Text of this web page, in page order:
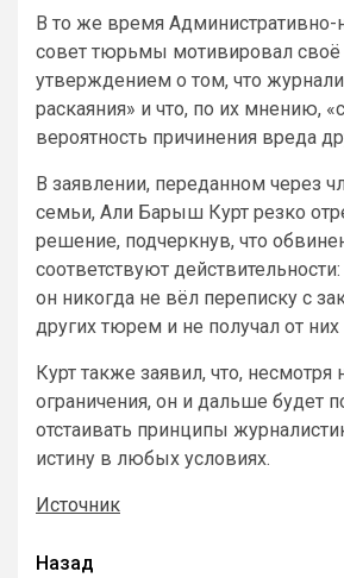
В то же время
совет тюрьмы мотивировал
утверждением о том, что
раскаяния» и что, по их мнению,
вероятность причинения вреда
В заявлении, переданном через
семьи, Али Барыш Курт резко
решение, подчеркнув, что
соответствуют
он никогда не вёл переписку с
других тюрем и не получал от
Курт также заявил, что, несмотря
ограничения, он и дальше будет
отстаивать принципы
истину в любых условиях.
Источник
Назад